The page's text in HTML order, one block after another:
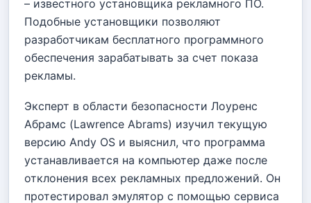
– известного установщика рекламного ПО.
Подобные установщики позволяют
разработчикам бесплатного программного
обеспечения зарабатывать за счет показа
рекламы.
Эксперт в области безопасности Лоуренс
Абрамс (Lawrence Abrams) изучил текущую
версию Andy OS и выяснил, что программа
устанавливается на компьютер даже после
отклонения всех рекламных предложений. Он
протестировал эмулятор с помощью сервиса